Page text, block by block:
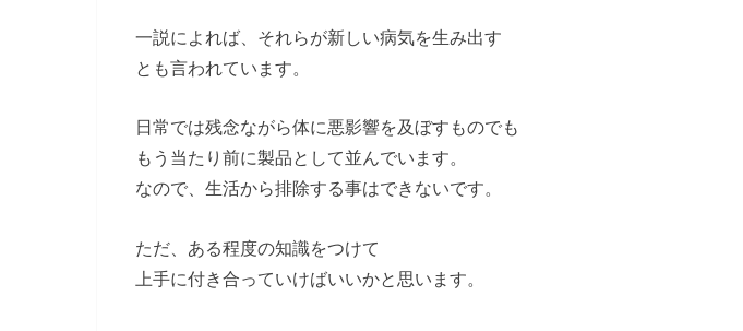
一説によれば、それらが新しい病気を生み出す
とも言われています。
日常では残念ながら体に悪影響を及ぼすものでも
もう当たり前に製品として並んでいます。
なので、生活から排除する事はできないです。
ただ、ある程度の知識をつけて
上手に付き合っていけばいいかと思います。